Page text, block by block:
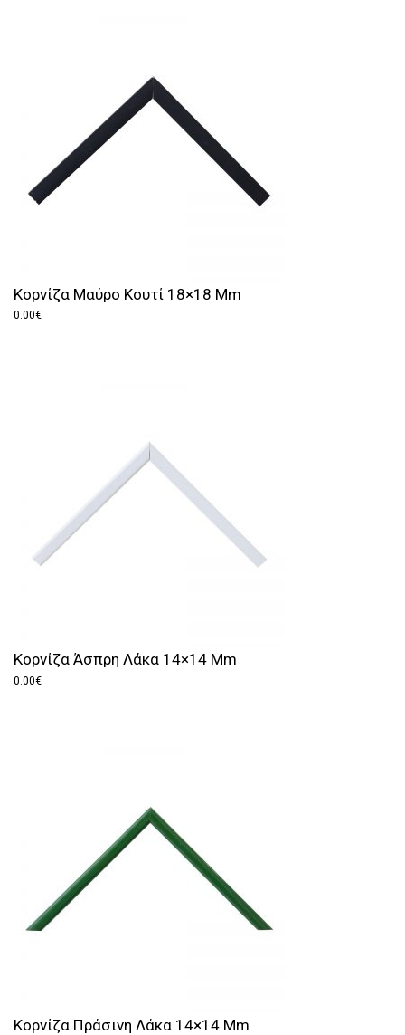
Κορνίζα Μαύρο Κουτί 18×18 Mm
0.00€
Κορνίζα Άσπρη Λάκα 14×14 Mm
0.00€
Κορνίζα Πράσινη Λάκα 14×14 Mm